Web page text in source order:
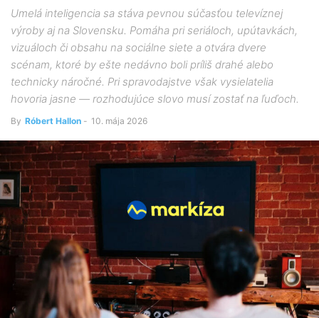
Umelá inteligencia sa stáva pevnou súčasťou televíznej
výroby aj na Slovensku. Pomáha pri seriáloch, upútavkách,
vizuáloch či obsahu na sociálne siete a otvára dvere
scénam, ktoré by ešte nedávno boli príliš drahé alebo
technicky náročné. Pri spravodajstve však vysielatelia
hovoria jasne — rozhodujúce slovo musí zostať na ľuďoch.
By Róbert Hallon - 10. mája 2026